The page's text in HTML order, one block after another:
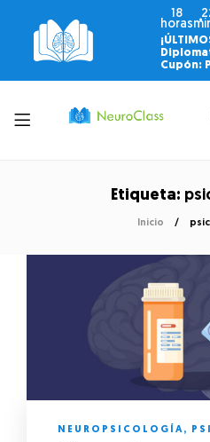
18
horas
Cupón:
Toggle
menu
Etiqueta:
Inicio
NEUROPSICOLOGÍA,